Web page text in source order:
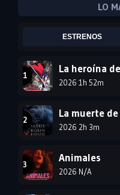
1999
1996
1990
1984
LO
ESTRENOS
La heroína
2026 1h 52m
La muerte
2026 2h 3m
Animales
2026 N/A